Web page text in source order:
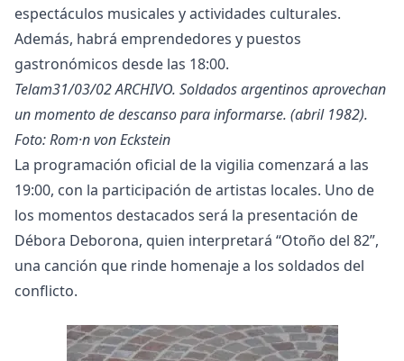
espectáculos musicales y actividades culturales.
Además, habrá emprendedores y puestos
gastronómicos desde las 18:00.
Telam31/03/02 ARCHIVO. Soldados argentinos aprovechan
un momento de descanso para informarse. (abril 1982).
Foto: Rom·n von Eckstein
La programación oficial de la vigilia comenzará a las
19:00, con la participación de artistas locales. Uno de
los momentos destacados será la presentación de
Débora Deborona, quien interpretará “Otoño del 82”,
una canción que rinde homenaje a los soldados del
conflicto.